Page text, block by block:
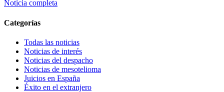
Noticia completa
Categorías
Todas las noticias
Noticias de interés
Noticias del despacho
Noticias de mesotelioma
Juicios en España
Éxito en el extranjero